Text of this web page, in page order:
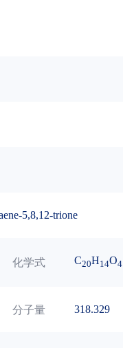
5,8,12-trione
化学式 C20H14O4
分子量 318.329